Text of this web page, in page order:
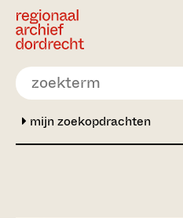
Ga direct naar de inhoud
mijn zoekopdrachten